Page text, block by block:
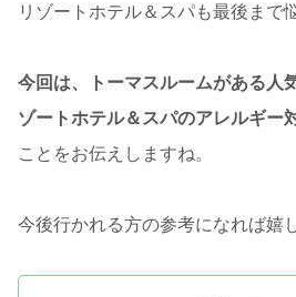
リゾートホテル＆スパも最後まで
今回は、トーマスルームがある人
ゾートホテル＆スパのアレルギー
ことをお伝えしますね。
今後行かれる方の参考になれば嬉